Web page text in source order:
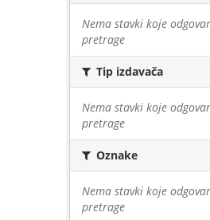
Nema stavki koje
pretrage
Tip izdavača
Nema stavki koje
pretrage
Oznake
Nema stavki koje
pretrage